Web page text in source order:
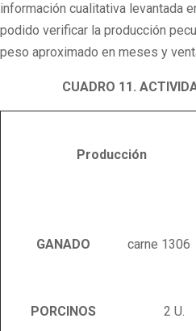
información cualitativa levantada
podido verificar la producción
peso aproximado en meses y
CUADRO 11.
Producción
GANADO carne 1306
PORCINOS 2 U.